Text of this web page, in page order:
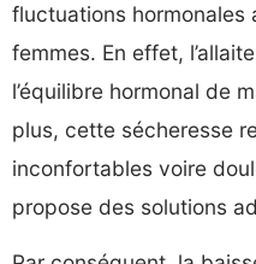
fluctuations hormonales
femmes. En effet,
l’équilibre hormonal de
plus, cette sécheresse
inconfortables voire
propose des solutions